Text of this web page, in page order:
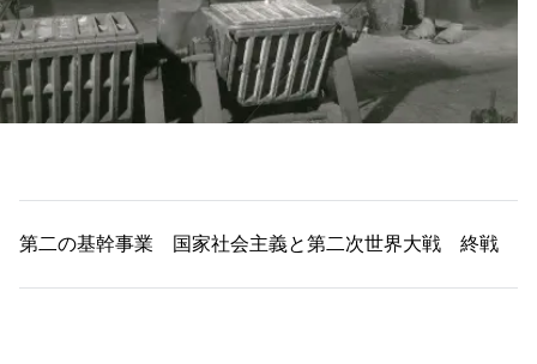
第二の基幹事業 国家社会主義と第二次世界大戦 終戦